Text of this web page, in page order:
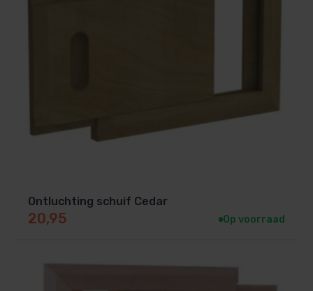
Ontluchting schuif Cedar
20,95 Op voorraad